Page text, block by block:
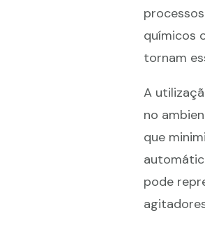
químicos
tornam
A
no
que
pode